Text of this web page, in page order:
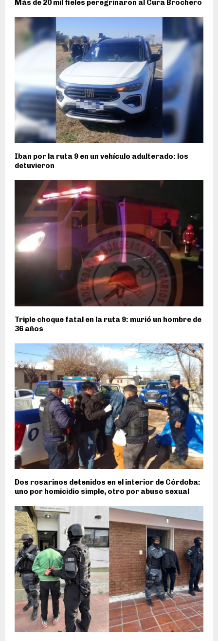
Más de 20 mil fieles peregrinaron al Cura Brochero
Iban por la ruta 9 en un vehículo adulterado: los
detuvieron
Triple choque fatal en la ruta 9: murió un hombre de
36 años
Dos rosarinos detenidos en el interior de Córdoba:
uno por homicidio simple, otro por abuso sexual